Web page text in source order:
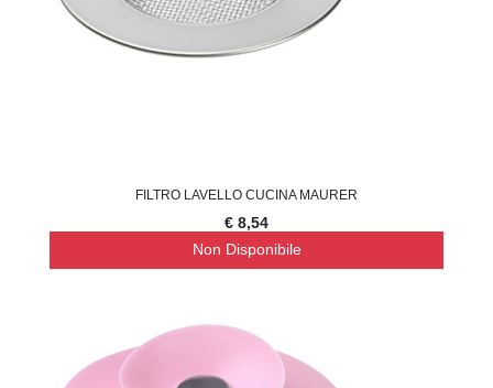
FILTRO LAVELLO CUCINA MAURER
€ 8,54
Non Disponibile